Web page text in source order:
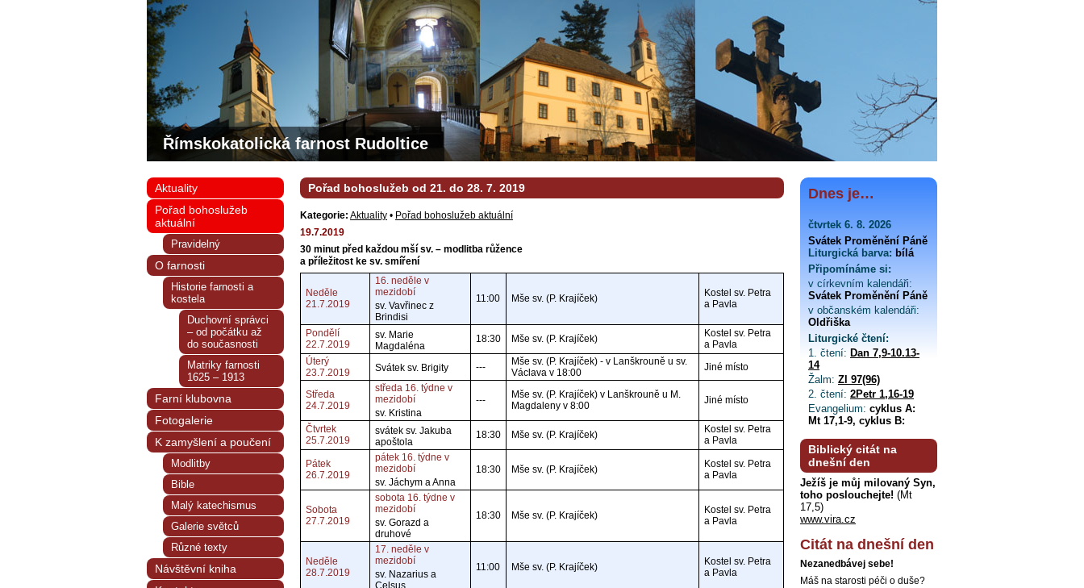
Římskokatolická farnost Rudoltice
Pořad bohoslužeb od 21. do 28. 7. 2019
Kategorie: Aktuality • Pořad bohoslužeb aktuální
19.7.2019
30 minut před každou mší sv. – modlitba růžence
a příležitost ke sv. smíření
Neděle
21.7.2019
16. neděle v
mezidobí
sv. Vavřinec z
Brindisi
11:00 Mše sv. (P. Krajíček)
Kostel sv. Petra
a Pavla
Pondělí
22.7.2019
sv. Marie
Magdaléna
18:30 Mše sv. (P. Krajíček)
Kostel sv. Petra
a Pavla
Úterý
23.7.2019
Svátek sv. Brigity ---
Mše sv. (P. Krajíček) - v Lanškrouně u sv.
Václava v 18:00
Jiné místo
Středa
24.7.2019
středa 16. týdne v
mezidobí
sv. Kristina
---
Mše sv. (P. Krajíček) v Lanškrouně u M.
Magdaleny v 8:00
Jiné místo
Čtvrtek
25.7.2019
svátek sv. Jakuba
apoštola
18:30 Mše sv. (P. Krajíček)
Kostel sv. Petra
a Pavla
Pátek
26.7.2019
pátek 16. týdne v
mezidobí
sv. Jáchym a Anna
18:30 Mše sv. (P. Krajíček)
Kostel sv. Petra
a Pavla
Sobota
27.7.2019
sobota 16. týdne v
mezidobí
sv. Gorazd a
druhové
18:30 Mše sv. (P. Krajíček)
Kostel sv. Petra
a Pavla
Neděle
28.7.2019
17. neděle v
mezidobí
sv. Nazarius a
Celsus
11:00 Mše sv. (P. Krajíček)
Kostel sv. Petra
a Pavla
Aktuality
Pořad bohoslužeb
aktuální
Pravidelný
O farnosti
Historie farnosti a
kostela
Duchovní správci
– od počátku až
do současnosti
Matriky farnosti
1625 – 1913
Farní klubovna
Fotogalerie
K zamyšlení a poučení
Modlitby
Bible
Malý katechismus
Galerie světců
Různé texty
Návštěvní kniha
Dnes je…
čtvrtek 6. 8. 2026
Svátek Proměnění Páně
Liturgická barva: bílá
Připomínáme si:
v církevním kalendáři:
Svátek Proměnění Páně
v občanském kalendáři:
Oldřiška
Liturgické čtení:
1. čtení: Dan 7,9-10.13-
14
Žalm: Zl 97(96)
2. čtení: 2Petr 1,16-19
Evangelium: cyklus A:
Mt 17,1-9, cyklus B:
Biblický citát na
dnešní den
Ježíš je můj milovaný Syn,
toho poslouchejte! (Mt
17,5)
www.vira.cz
Citát na dnešní den
Nezanedbávej sebe!
Máš na starosti péči o duše?